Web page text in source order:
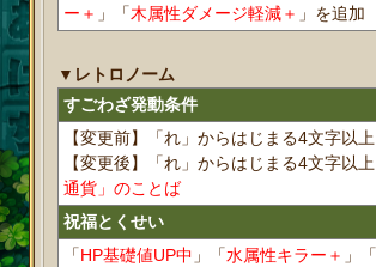
ー＋ 」「木属性ダメージ軽減＋ 」を追加
▼レトロノーム
すごわざ発動条件
【変更前】「れ」からはじまる4文字以上
【変更後】「れ」からはじまる4文字以上
通貨」のことば
祝福とくせい
「HP基礎値UP中 」「水属性キラー＋ 」「